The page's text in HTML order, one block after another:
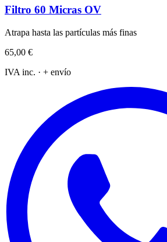
Filtro 60 Micras OV
Atrapa hasta las partículas más finas
65,00 €
IVA inc. · + envío